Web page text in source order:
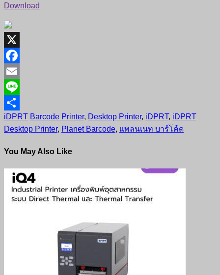
Download
X
Facebook
Email
Line
Share
iDPRT Barcode Printer, Desktop Printer, iDPRT, iDPRT
Desktop Printer, Planet Barcode, แพลนเนท บาร์โค้ด
You May Also Like